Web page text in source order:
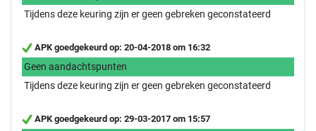
Tijdens deze keuring zijn er geen gebreken geconstateerd
APK goedgekeurd op: 20-04-2018 om 16:32
Geen aandachtspunten
Tijdens deze keuring zijn er geen gebreken geconstateerd
APK goedgekeurd op: 29-03-2017 om 15:57